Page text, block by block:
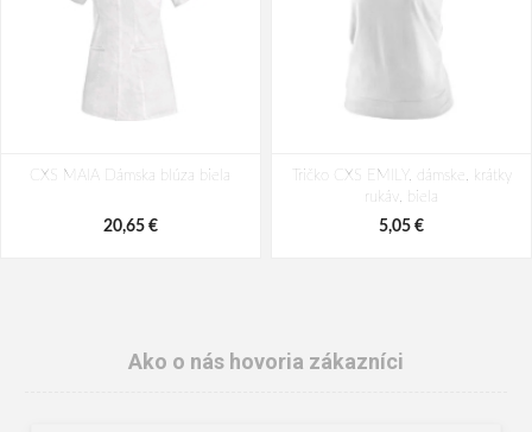
CXS MAIA Dámska blúza biela
20,65 €
Tričko CXS EMILY, dámske, krátky
rukáv, biela
5,05 €
Ako o nás hovoria zákazníci